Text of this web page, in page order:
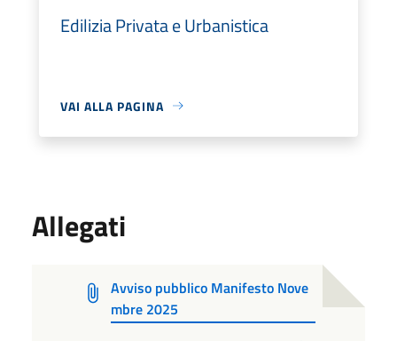
Edilizia Privata e Urbanistica
VAI ALLA PAGINA
Allegati
Avviso pubblico Manifesto Nove
mbre 2025